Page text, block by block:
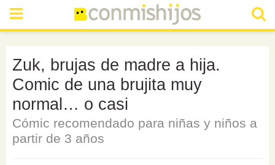
Zuk, brujas de madre a hija.
Comic de una brujita muy
normal… o casi
Cómic recomendado para niñas y niños a
partir de 3 años